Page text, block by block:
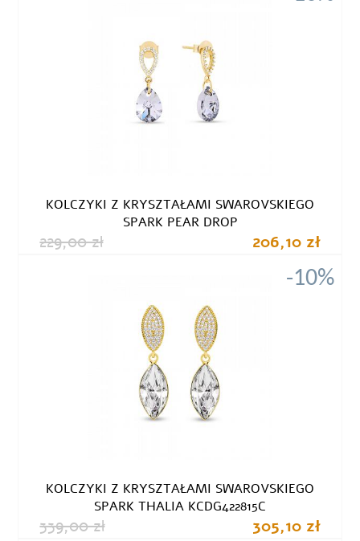
KOLCZYKI Z KRYSZTAŁAMI SWAROVSKIEGO
SPARK PEAR DROP
229,00 zł 206,10 zł
-10%
KOLCZYKI Z KRYSZTAŁAMI SWAROVSKIEGO
SPARK THALIA KCDG422815C
339,00 zł 305,10 zł